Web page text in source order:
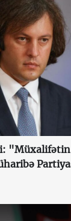
"Müxalifətin